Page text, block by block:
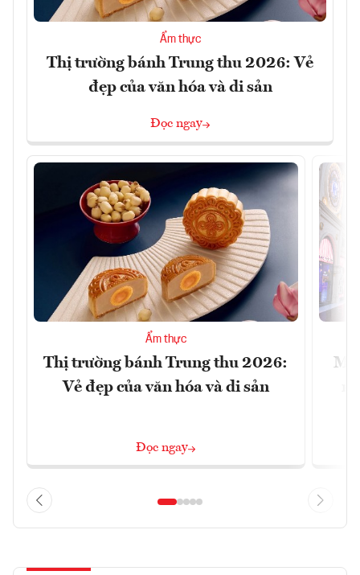
Ẩm thực
Thị trường bánh Trung thu 2026: Vẻ
đẹp của văn hóa và di sản
Đọc ngay
Ẩm thực
Thị trường bánh Trung thu 2026:
Vẻ đẹp của văn hóa và di sản
Đọc ngay